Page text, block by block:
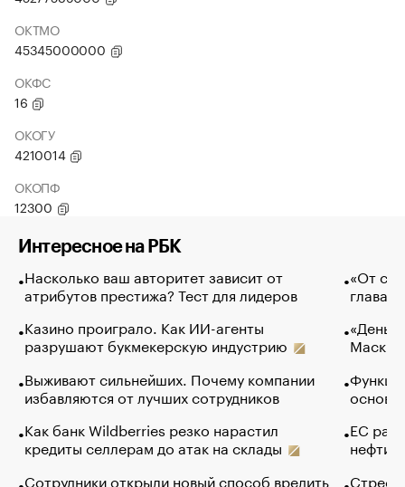
ОКТМО
45345000000
ОКФС
16
ОКОГУ
4210014
ОКОПФ
12300
Интересное на РБК
Насколько ваш авторитет зависит от
атрибутов престижа? Тест для лидеров
Казино проиграло. Как ИИ-агенты
разрушают букмекерскую индустрию
Выживают сильнейших. Почему компании
избавляются от лучших сотрудников
Как банк Wildberries резко нарастил
кредиты селлерам до атак на склады
Сотрудники открыли новый способ вредить
«От
глава
Маск в
основ
ЕС
нефти